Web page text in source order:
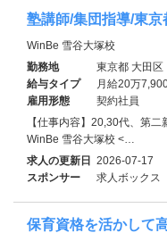
塾講師/集団指導/東京
WinBe 雪谷大塚校
勤務地
東京都 大田区
給与タイプ
月給20万
雇用形態
契約社員
【仕事内容】20,30代、第
WinBe 雪谷大塚校 <…
求人の更新日 2026-07-17
スポンサー
求人ボックス
保育資格を活かして